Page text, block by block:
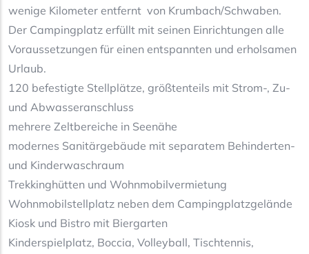
wenige Kilometer entfernt von Krumbach/Schwaben.
Der Campingplatz erfüllt mit seinen Einrichtungen alle
Voraussetzungen für einen entspannten und erholsamen
Urlaub.
120 befestigte Stellplätze, größtenteils mit Strom-, Zu-
und Abwasseranschluss
mehrere Zeltbereiche in Seenähe
modernes Sanitärgebäude mit separatem Behinderten-
und Kinderwaschraum
Trekkinghütten und Wohnmobilvermietung
Wohnmobilstellplatz neben dem Campingplatzgelände
Kiosk und Bistro mit Biergarten
Kinderspielplatz, Boccia, Volleyball, Tischtennis,